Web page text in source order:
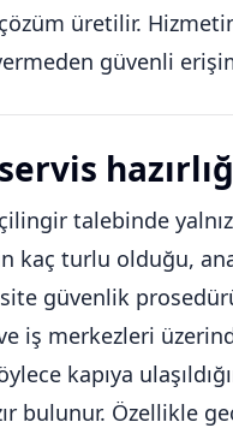
üretilir.
güvenli
talebinde
kaç turlu olduğu,
site güvenlik
iş merkezleri
kapıya
bulunur. Özellikle